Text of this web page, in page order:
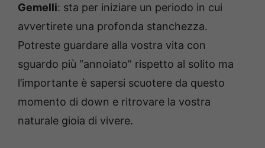
Gemelli: sta per iniziare un periodo in cui
avvertirete una profonda stanchezza.
Potreste guardare alla vostra vita con
sguardo più “annoiato” rispetto al solito ma
l’importante è sapersi scuotere da questo
momento di down e ritrovare la vostra
naturale gioia di vivere.